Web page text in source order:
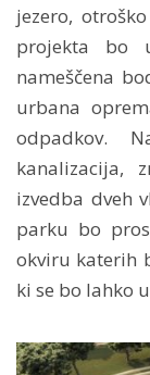
jezero,
projekta bo
nameščena
urbana
odpadkov.
kanalizacija,
izvedba dveh
parku bo
okviru katerih
ki se bo lahko